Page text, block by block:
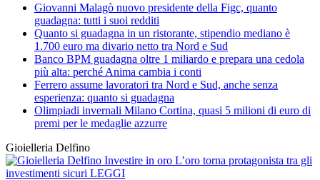
Giovanni Malagò nuovo presidente della Figc, quanto
guadagna: tutti i suoi redditi
Quanto si guadagna in un ristorante, stipendio mediano è
1.700 euro ma divario netto tra Nord e Sud
Banco BPM guadagna oltre 1 miliardo e prepara una cedola
più alta: perché Anima cambia i conti
Ferrero assume lavoratori tra Nord e Sud, anche senza
esperienza: quanto si guadagna
Olimpiadi invernali Milano Cortina, quasi 5 milioni di euro di
premi per le medaglie azzurre
Gioielleria Delfino
Investire in oro L’oro torna protagonista tra gli
investimenti sicuri LEGGI